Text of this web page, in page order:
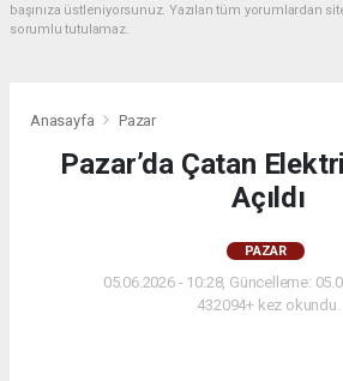
başınıza üstleniyorsunuz. Yazılan tüm yorumlardan
sorumlu tutulamaz.
Anasayfa Pazar
Pazar’da Çatan
Açıldı
PAZAR
05.06.2026 - 10:28, Güncelleme:
432094+ kez okundu.